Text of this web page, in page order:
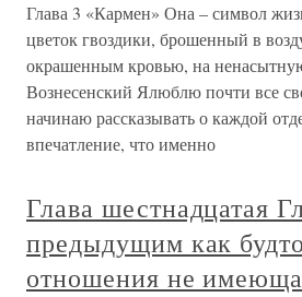
Глава 3 «Кармен» Она – символ
цветок гвоздики, брошенный в
окрашенным кровью, на
Вознесенский Ялюблю почти все
начинаю рассказывать о каждой
впечатление, что именно
Глава шестнадцатая
предыдущим как
отношения не